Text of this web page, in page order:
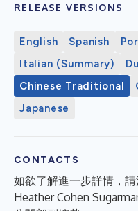
RELEASE VERSIONS
English Spanish
Italian (Summary)
Chinese Traditional
Japanese
CONTACTS
如欲了解進一步詳情，請
Heather Cohen